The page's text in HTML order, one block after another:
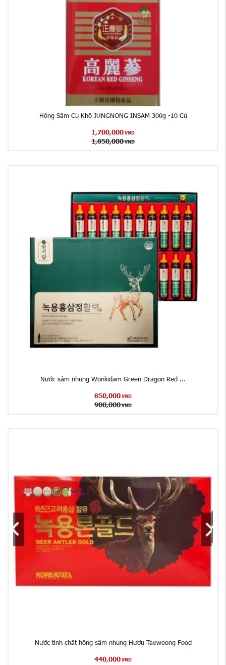
Hồng Sâm Củ Khô JUNGNONG INSAM 300g -10 Củ
1,700,000 VND
1,850,000 VND
Nước sâm nhung Wonkidam Green Dragon Red ...
850,000 VND
900,000 VND
Nước tinh chất hồng sâm nhung Hươu Taewoong Food
440,000 VND